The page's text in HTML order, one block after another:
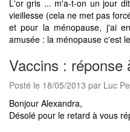
L'or gris ... m'a-t-on un jour
vieillesse (cela ne met pas
et pour la ménopause, j'ai
amusée : la ménopause c'est
Vaccins : réponse
Posté le 18/05/2013 par Luc
Bonjour Alexandra,
Désolé pour le retard à vous